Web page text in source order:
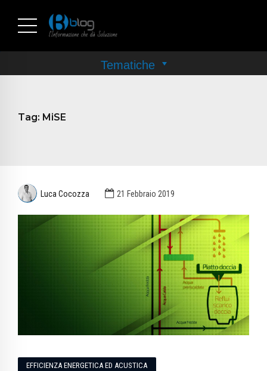
Tag: MiSE
Luca Cocozza 21 Febbraio 2019
EFFICIENZA ENERGETICA ED ACUSTICA